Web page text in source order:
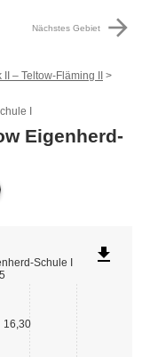
Nächstes Gebiet arrow_forward
– Teltow-Fläming II
I
Eigenherd-
16,30
Schule I
file_download